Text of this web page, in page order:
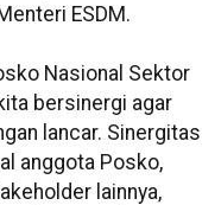
ESDM.
Nasional Sektor
bersinergi agar
lancar. Sinergitas
anggota Posko,
lainnya,